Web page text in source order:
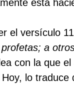
está
el versículo
profetas; a
con la que
lo traduce